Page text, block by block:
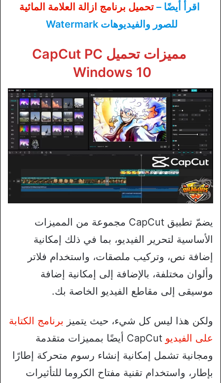
اقرأ أيضًا –تحميل برنامج ازالة العلامة المائية
للصور والفيديوهات Watermark
مميزات تحميل CapCut PC
Windows 10
يضمّ تطبيق CapCut مجموعة من المميزات
الأساسية لتحرير الفيديو، بما في ذلك إمكانية
إضافة نص، وتركيب ملصقات، واستخدام فلاتر
وألوان مختلفة، بالإضافة إلى إمكانية إضافة
موسيقى إلى مقاطع الفيديو الخاصة بك.
ولكن هذا ليس كل شيء، حيث يتميز برنامج الكتابة
على الفيديو
CapCut أيضًا بمميزات متقدمة
ومجانية تشمل إمكانية إنشاء رسوم متحركة إطارًا
بإطار، واستخدام تقنية مفتاح الكروما للتأثيرات